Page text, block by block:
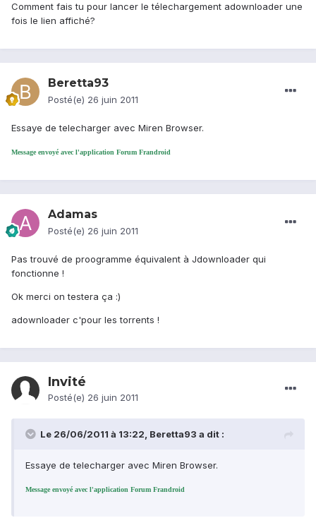
Comment fais tu pour lancer le télechargement adownloader une
fois le lien affiché?
Beretta93
Posté(e) 26 juin 2011
Essaye de telecharger avec Miren Browser.
Message envoyé avec l'application Forum Frandroid
Adamas
Posté(e) 26 juin 2011
Pas trouvé de proogramme équivalent à Jdownloader qui
fonctionne !
Ok merci on testera ça :)
adownloader c'pour les torrents !
Invité
Posté(e) 26 juin 2011
Le 26/06/2011 à 13:22, Beretta93 a dit :
Essaye de telecharger avec Miren Browser.
Message envoyé avec l'application Forum Frandroid